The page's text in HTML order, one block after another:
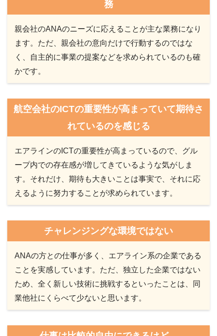
務
親会社のANAのニーズに応えることが主な業務になり
ます。ただ、親会社の意向だけで行動するのではな
く、自主的に事業の提案などを求められているのも確
かです。
航空会社のICTの重要性が高まっていて期待さ
れているのを感じる
エアラインのICTの重要性が高まっているので、グル
ープ内での存在感が増してきているような気がしま
す。それだけ、期待も大きいことは事実で、それに応
えるように努力することが求められています。
チャレンジングな環境ではない
ANAの方との仕事が多く、エアライン系の企業である
ことを実感しています。ただ、独立した企業ではない
ため、全く新しい技術に挑戦するといったことは、同
業他社にくらべて少ないと思います。